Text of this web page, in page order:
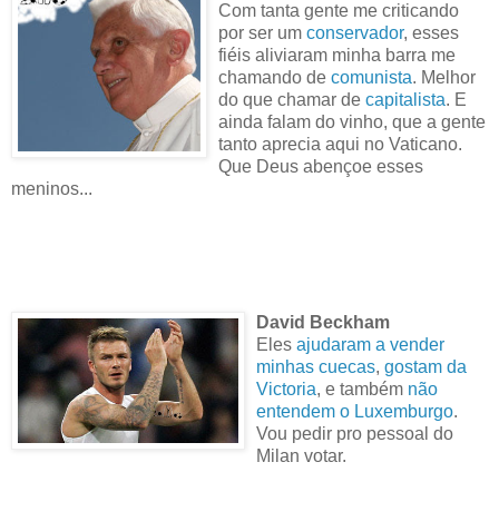
Com tanta gente me criticando
por ser um conservador, esses
fiéis aliviaram minha barra me
chamando de comunista. Melhor
do que chamar de capitalista. E
ainda falam do vinho, que a gente
tanto aprecia aqui no Vaticano.
Que Deus abençoe esses
meninos...
David Beckham
Eles ajudaram a vender
minhas cuecas, gostam da
Victoria, e também não
entendem o Luxemburgo.
Vou pedir pro pessoal do
Milan votar.